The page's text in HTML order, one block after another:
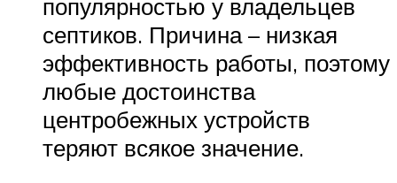
популярностью у владельцев
септиков. Причина – низкая
эффективность работы, поэтому
любые достоинства
центробежных устройств
теряют всякое значение.